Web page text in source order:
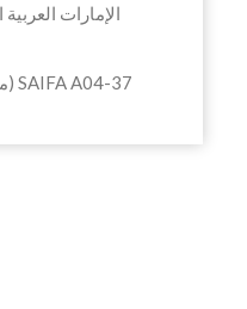
الإمارات
SAIFA A04-37 (منطقة سيف A04-37)